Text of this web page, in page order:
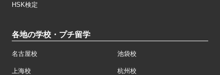
HSK検定
各地の学校・プチ留学
名古屋校 池袋校
上海校 杭州校